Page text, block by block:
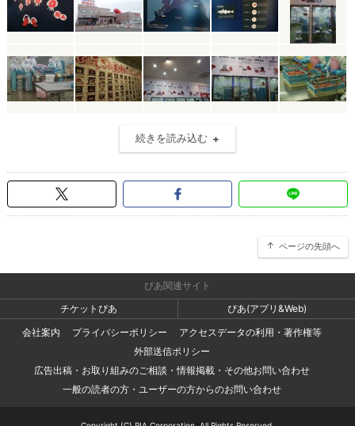
続きを読み込む
ページの先頭へ
ぴあ関連サイト
チケットぴあ
ぴあ(アプリ&Web)
会社案内
プライバシーポリシー
アクセスデータの利用・著作権等
外部送信ポリシー
広告出稿・お取り組みのご相談・情報掲載・その他お問い合わせ
一般の読者の方・ユーザーの方からのお問い合わせ